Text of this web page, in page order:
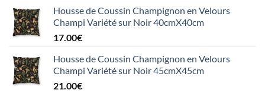
Housse de Coussin Champignon en Velours
Champi Variété sur Noir 40cmX40cm
17.00€
Housse de Coussin Champignon en Velours
Champi Variété sur Noir 45cmX45cm
21.00€